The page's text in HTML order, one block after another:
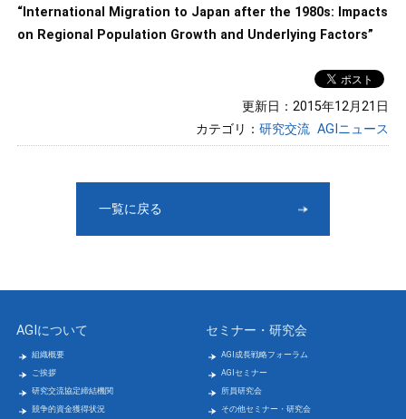
“International Migration to Japan after the 1980s: Impacts
on Regional Population Growth and Underlying Factors”
更新日：2015年12月21日
カテゴリ： 研究交流 AGIニュース
一覧に戻る
AGIについて
組織概要
ご挨拶
研究交流協定締結機関
競争的資金獲得状況
セミナー・研究会
AGI成長戦略フォーラム
AGIセミナー
所員研究会
その他セミナー・研究会